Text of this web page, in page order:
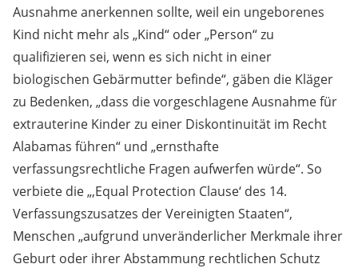
Ausnahme anerkennen sollte, weil ein ungeborenes
Kind nicht mehr als „Kind“ oder „Person“ zu
qualifizieren sei, wenn es sich nicht in einer
biologischen Gebärmutter befinde“, gäben die Kläger
zu Bedenken, „dass die vorgeschlagene Ausnahme für
extrauterine Kinder zu einer Diskontinuität im Recht
Alabamas führen“ und „ernsthafte
verfassungsrechtliche Fragen aufwerfen würde“. So
verbiete die „,Equal Protection Clause‘ des 14.
Verfassungszusatzes der Vereinigten Staaten“,
Menschen „aufgrund unveränderlicher Merkmale ihrer
Geburt oder ihrer Abstammung rechtlichen Schutz